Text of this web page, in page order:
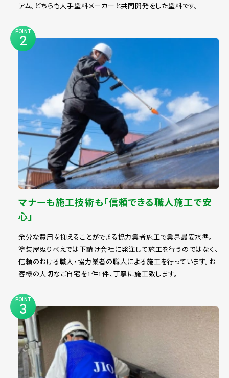
アム。どちらも大手塗料メーカーと共同開発をした塗料です。
POINT
2
マナーも施工技術も「信頼できる職人施工で安
心」
余分な費用を抑えることができる協力業者施工で業界最安水準。
塗装屋ぬりべえでは下請け会社に発注して施工を行うのではなく、
信頼のおける職人・協力業者の職人による施工を行っています。お
客様の大切なご自宅を1件1件、丁寧に施工致します。
POINT
3